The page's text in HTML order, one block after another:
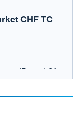
CHF TC
(Europe) SA
2026